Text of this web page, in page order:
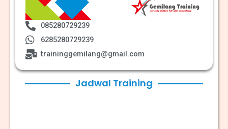
085280729239
6285280729239
traininggemilang@gmail.com
Jadwal Training